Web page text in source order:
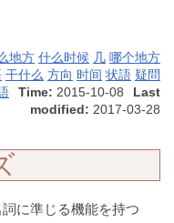
地方 什么时候 几 哪个地方
干什么 方向 时间 状語 疑問
Time: 2015-10-08
Last
modified: 2017-03-28
詞に準じる機能を持つ